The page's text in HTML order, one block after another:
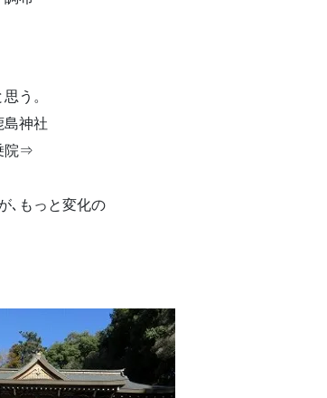
う。
神社
院⇒
､もっと変化の